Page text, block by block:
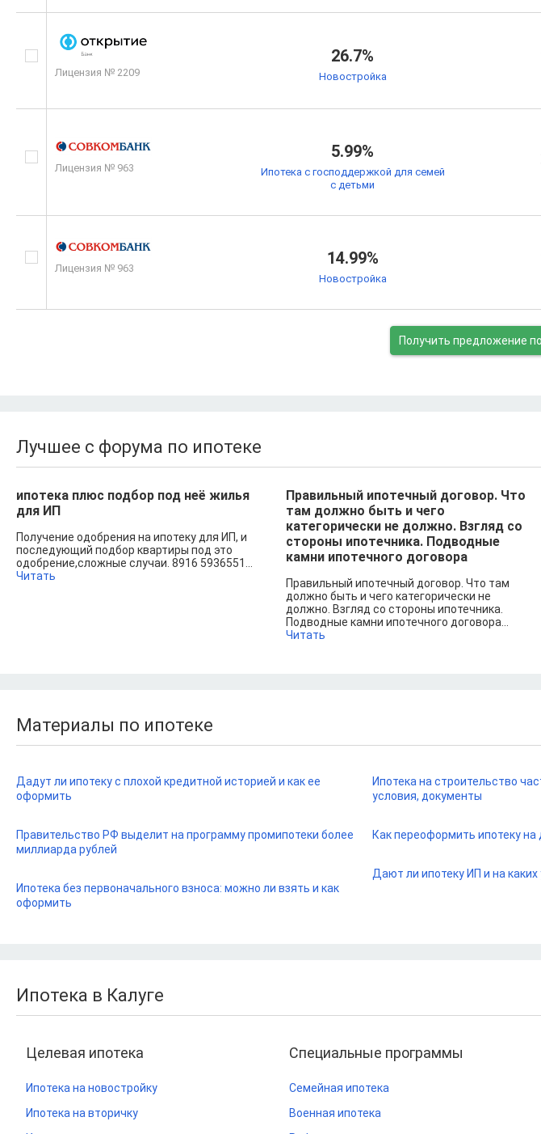
Лицензия № 2209
26.7%
Новостройка
Лицензия № 963
5.99%
Ипотека с господдержкой для семей
с детьми
Лицензия № 963
14.99%
Новостройка
Получить предложение
Лучшее с форума по ипотеке
ипотека плюс подбор под неё жилья
для ИП
Получение одобрения на ипотеку для ИП, и
последующий подбор квартиры под это
одобрение,сложные случаи. 8916 5936551...
Читать
Правильный ипотечный договор. Что
там должно быть и чего
категорически не должно. Взгляд со
стороны ипотечника. Подводные
камни ипотечного договора
Правильный ипотечный договор. Что там
должно быть и чего категорически не
должно. Взгляд со стороны ипотечника.
Подводные камни ипотечного договора...
Читать
Материалы по ипотеке
Дадут ли ипотеку с плохой кредитной историей и как ее
оформить
Правительство РФ выделит на программу промипотеки более
миллиарда рублей
Ипотека без первоначального взноса: можно ли взять и как
оформить
Ипотека на строительство
условия, документы
Как переоформить ипотеку на
Дают ли ипотеку ИП и на каких
Ипотека в Калуге
Целевая ипотека
Ипотека на новостройку
Ипотека на вторичку
Специальные программы
Семейная ипотека
Военная ипотека